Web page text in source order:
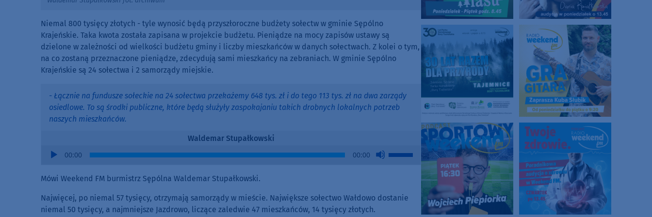
Niemal 800 tysięcy złotych - tyle wynosić będą przyszłoroczne budżety sołectw w gminie Sępólno
Krajeńskie. Taka kwota została zapisana w projekcie budżetu. Pieniądze na mocy zapisów ustawy są
dzielone w zależności od wielkości budżetu gminy i liczby mieszkańców w danych sołectwach. Z kolei o tym,
na co zostaną przeznaczone pieniądze, zdecydują sami mieszkańcy na zebraniach. W gminie Sępólno
Krajeńskie są 24 sołectwa i 2 samorządy miejskie.
- Łącznie na fundusze sołeckie na 24 sołectwa przekażemy 648 tys. zł i do tego 113 tys. zł na dwa zarządy
osiedlowe. To są środki publiczne, które będą służyły zaspokajaniu takich drobnych lokalnych potrzeb
naszych mieszkańców.
Waldemar Stupałkowski
Audio
00:00 00:00
Use
Up/Down
to
Mówi Weekend FM burmistrz Sępólna Waldemar Stupałkowski.
Najwięcej, po niemal 57 tysięcy, otrzymają samorządy w mieście. Największe sołectwo Wałdowo dostanie
niemal 50 tysięcy, a najmniejsze Jazdrowo, liczące zaledwie 47 mieszkańców, 14 tysięcy złotych.